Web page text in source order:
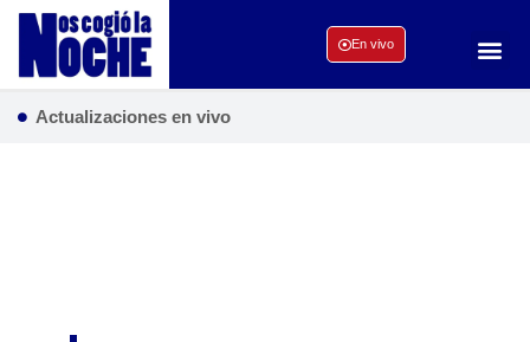
En vivo
Actualizaciones en vivo